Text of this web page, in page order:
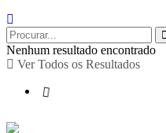
Nenhum resultado encontrado
Ver Todos os Resultados